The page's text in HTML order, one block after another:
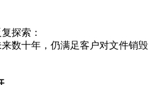
探索：
数十年，仍满足客户对文件销毁